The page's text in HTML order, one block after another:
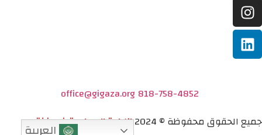
818-758-4852
office@gigaza.org
جميع الحقوق محفوظة © 2024
الإبادة الجماعية في غزة
العربية